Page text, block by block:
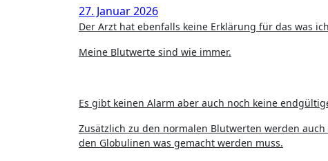
27. Januar 2026
Der Arzt hat ebenfalls keine Erklärung für das was
Meine Blutwerte sind wie immer.
Es gibt keinen Alarm aber auch noch keine
Zusätzlich zu den normalen Blutwerten werden
den Globulinen was gemacht werden muss.